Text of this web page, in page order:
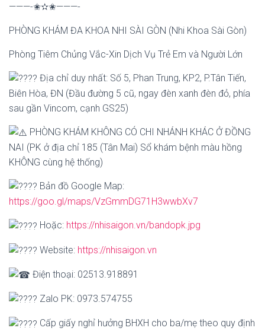
———-✬✫✬———-
PHÒNG KHÁM ĐA KHOA NHI SÀI GÒN (Nhi Khoa Sài Gòn)
Phòng Tiêm Chủng Vắc-Xin Dịch Vụ Trẻ Em và Người Lớn
Địa chỉ duy nhất: Số 5, Phan Trung, KP2, P.Tân Tiến,
Biên Hòa, ĐN (Đầu đường 5 cũ, ngay đèn xanh đèn đỏ, phía
sau gần Vincom, cạnh GS25)
PHÒNG KHÁM KHÔNG CÓ CHI NHÁNH KHÁC Ở ĐỒNG
NAI (PK ở địa chỉ 185 (Tân Mai) Sổ khám bệnh màu hồng
KHÔNG cùng hệ thống)
Bản đồ Google Map:
https://goo.gl/maps/VzGmmDG71H3wwbXv7
Hoặc: https://nhisaigon.vn/bandopk.jpg
Website: https://nhisaigon.vn
Điện thoại: 02513.918891
Zalo PK: 0973.574755
Cấp giấy nghỉ hưởng BHXH cho ba/mẹ theo quy định